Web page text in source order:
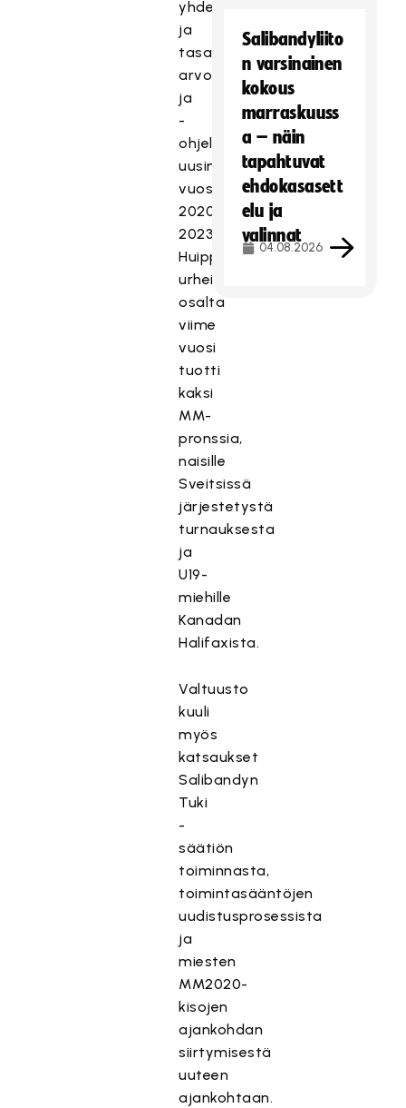
yhdenvertaisuus-
ja
tasa-
arvoraportin
ja
-
ohjelman
uusiminen
vuosiksi
2020–
2023.
Huippu-
urheilun
osalta
viime
vuosi
tuotti
kaksi
MM-
pronssia,
naisille
Sveitsissä
järjestetystä
turnauksesta
ja
U19-
miehille
Kanadan
Halifaxista.
Valtuusto
kuuli
myös
katsaukset
Salibandyn
Tuki
-
säätiön
toiminnasta,
toimintasääntöjen
uudistusprosessista
ja
miesten
MM2020-
kisojen
ajankohdan
siirtymisestä
uuteen
ajankohtaan.
Salibandyliito
n varsinainen
kokous
marraskuuss
a – näin
tapahtuvat
ehdokasasett
elu ja
valinnat
04.08.2026